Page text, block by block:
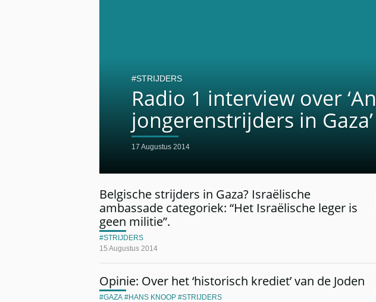
Radio 1 interview over
jongerenstrijders in Gaza’
17 Augustus 2014
STRIJDERS
Belgische strijders in Gaza? Israëlische
ambassade categoriek: “Het Israëlische leger is
geen militie”.
15 Augustus 2014
STRIJDERS
Opinie: Over het ‘historisch krediet’ van de Joden
GAZA HANS KNOOP STRIJDERS